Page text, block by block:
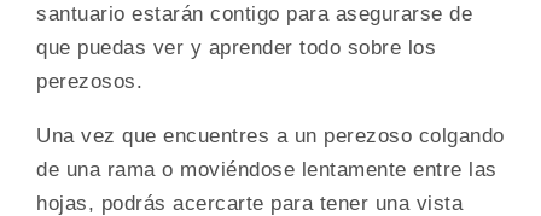
santuario estarán contigo para asegurarse de
que puedas ver y aprender todo sobre los
perezosos.
Una vez que encuentres a un perezoso colgando
de una rama o moviéndose lentamente entre las
hojas, podrás acercarte para tener una vista